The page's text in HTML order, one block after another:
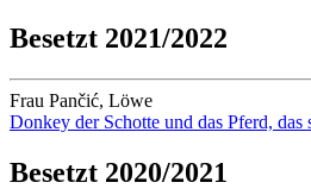
Besetzt 2021/2022
Frau Pančić, Löwe
Donkey der Schotte und das Pferd, das
Besetzt 2020/2021